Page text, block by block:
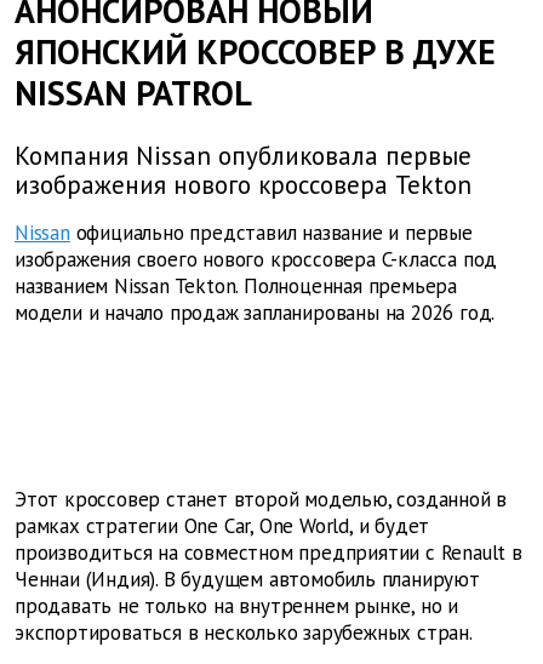
АНОНСИРОВАН НОВЫЙ
ЯПОНСКИЙ КРОССОВЕР В ДУХЕ
NISSAN PATROL
Компания Nissan опубликовала первые
изображения нового кроссовера Tekton
Nissanофициально представил название и первые
изображения своего нового кроссовера C-класса под
названием Nissan Tekton. Полноценная премьера
модели и начало продаж запланированы на 2026 год.
Этот кроссовер станет второй моделью, созданной в
рамках стратегии One Car, One World, и будет
производиться на совместном предприятии с Renault в
Ченнаи (Индия). В будущем автомобиль планируют
продавать не только на внутреннем рынке, но и
экспортироваться в несколько зарубежных стран.